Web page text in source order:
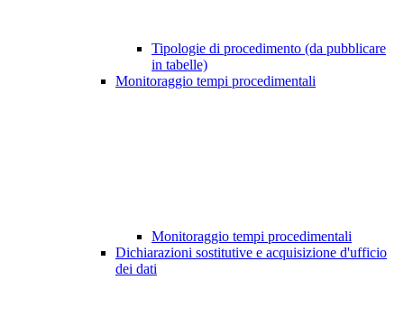
Tipologie di procedimento (da pubblicare
in tabelle)
Monitoraggio tempi procedimentali
Monitoraggio tempi procedimentali
Dichiarazioni sostitutive e acquisizione d'ufficio
dei dati